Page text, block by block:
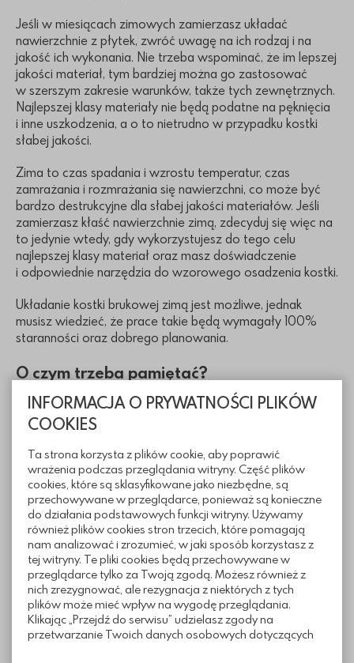
INFORMACJA O PRYWATNOŚCI PLIKÓW
COOKIES
Ta strona korzysta z plików cookie, aby poprawić
wrażenia podczas przeglądania witryny. Część plików
cookies, które są sklasyfikowane jako niezbędne, są
przechowywane w przeglądarce, ponieważ są konieczne
do działania podstawowych funkcji witryny. Używamy
również plików cookies stron trzecich, które pomagają
nam analizować i zrozumieć, w jaki sposób korzystasz z
tej witryny. Te pliki cookies będą przechowywane w
przeglądarce tylko za Twoją zgodą. Możesz również z
nich zrezygnować, ale rezygnacja z niektórych z tych
plików może mieć wpływ na wygodę przeglądania.
Klikając „Przejdź do serwisu” udzielasz zgody na
przetwarzanie Twoich danych osobowych dotyczących
Jeśli w miesiącach zimowych zamierzasz układać
nawierzchnie z płytek, zwróć uwagę na ich rodzaj i na
jakość ich wykonania. Nie trzeba wspominać, że im lepszej
jakości materiał, tym bardziej można go zastosować
w szerszym zakresie warunków, także tych zewnętrznych.
Najlepszej klasy materiały nie będą podatne na pęknięcia
i inne uszkodzenia, a o to nietrudno w przypadku kostki
słabej jakości.
Zima to czas spadania i wzrostu temperatur, czas
zamrażania i rozmrażania się nawierzchni, co może być
bardzo destrukcyjne dla słabej jakości materiałów. Jeśli
zamierzasz kłaść nawierzchnie zimą, zdecyduj się więc na
to jedynie wtedy, gdy wykorzystujesz do tego celu
najlepszej klasy materiał oraz masz doświadczenie
i odpowiednie narzędzia do wzorowego osadzenia kostki.
Układanie kostki brukowej zimą jest możliwe, jednak
musisz wiedzieć, że prace takie będą wymagały 100%
staranności oraz dobrego planowania.
O czym trzeba pamiętać?
Jeśli jesteś zdecydowany układać nawierzchnię z kostki
zimą, musisz pamiętać o kilku istotnych kwestiach. Zgranie
stopni Celsjusza „na plusie) to konieczne minimum. Inna
kwestia to przygotowanie sprzętu grzewczego.
Komfortowa temperatura powietrza to staranniej
wykonywane prace, a przy tym nieoceniona dokładność.
Jeśli wykonujesz podjazd lub ogrodowe alejki, zadbaj
o nagrzewnice lub promienniki, dzięki którym ogrzejesz
przestrzeń, na której wykonywane są prace. Ważne jest
także oświetlenie – zimowe dni są krótkie, a wykonanie
nawierzchni wymaga dobrego oświetlenia, by uniknąć
wszelkich błędów i niedociągnięć.
Ułożona na świeżo nawierzchnia musi być pokryta